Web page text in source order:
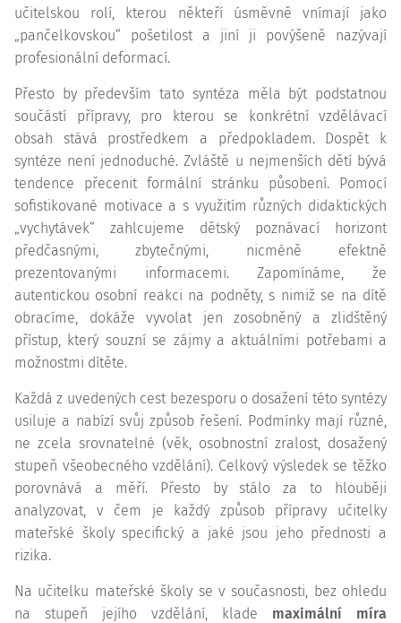
učitelskou rolí, kterou někteří úsměvně vnímají jako
„pančelkovskou“ pošetilost a jiní ji povýšeně nazývají
profesionální deformací.
Přesto by především tato syntéza měla být podstatnou
součástí přípravy, pro kterou se konkrétní vzdělávací
obsah stává prostředkem a předpokladem. Dospět k
syntéze není jednoduché. Zvláště u nejmenších dětí bývá
tendence přecenit formální stránku působení. Pomocí
sofistikované motivace a s využitím různých didaktických
„vychytávek“ zahlcujeme dětský poznávací horizont
předčasnými, zbytečnými, nicméně efektně
prezentovanými informacemi. Zapomínáme, že
autentickou osobní reakci na podněty, s nimiž se na dítě
obracíme, dokáže vyvolat jen zosobněný a zlidštěný
přístup, který souzní se zájmy a aktuálními potřebami a
možnostmi dítěte.
Každá z uvedených cest bezesporu o dosažení této syntézy
usiluje a nabízí svůj způsob řešení. Podmínky mají různé,
ne zcela srovnatelné (věk, osobnostní zralost, dosažený
stupeň všeobecného vzdělání). Celkový výsledek se těžko
porovnává a měří. Přesto by stálo za to hlouběji
analyzovat, v čem je každý způsob přípravy učitelky
mateřské školy specifický a jaké jsou jeho přednosti a
rizika.
Na učitelku mateřské školy se v současnosti, bez ohledu
na stupeň jejího vzdělání, klade maximální míra